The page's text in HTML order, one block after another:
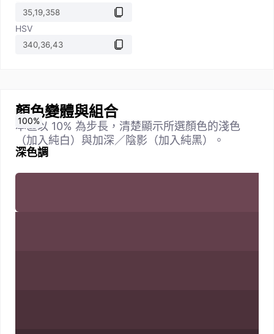
HSV
顏色變體與組合
本區以 10% 為步長，清楚顯示所選顏色的淺色
（加入純白）與加深／陰影（加入純黑）。
深色調
0%
10%
20%
30%
40%
50%
60%
70%
80%
90%
100%